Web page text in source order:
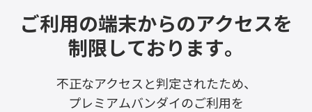
ご利用の端末からのアクセスを
制限しております。
不正なアクセスと判定されたため、
プレミアムバンダイのご利用を